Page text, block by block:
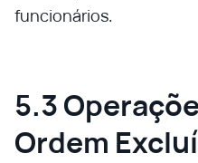
funcionários.
5.3
Ordem